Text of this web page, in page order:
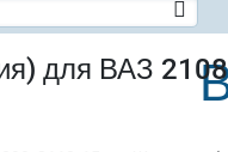
для ВАЗ